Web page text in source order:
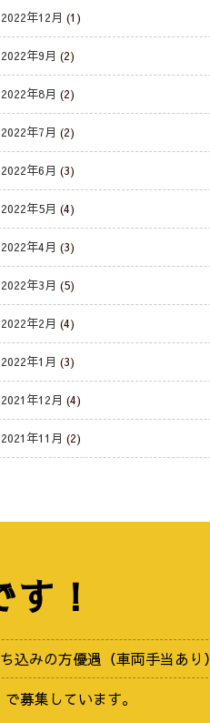
2022年12月 (1)
2022年9月 (2)
2022年8月 (2)
2022年7月 (2)
2022年6月 (3)
2022年5月 (4)
2022年4月 (3)
2022年3月 (5)
2022年2月 (4)
2022年1月 (3)
2021年12月 (4)
2021年11月 (2)
！
込みの方優遇（車両手当あり）
募集しています。